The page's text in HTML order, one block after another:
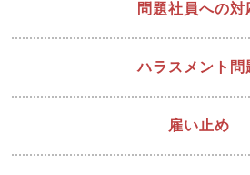
問題社員への対
ハラスメント問
雇い止め